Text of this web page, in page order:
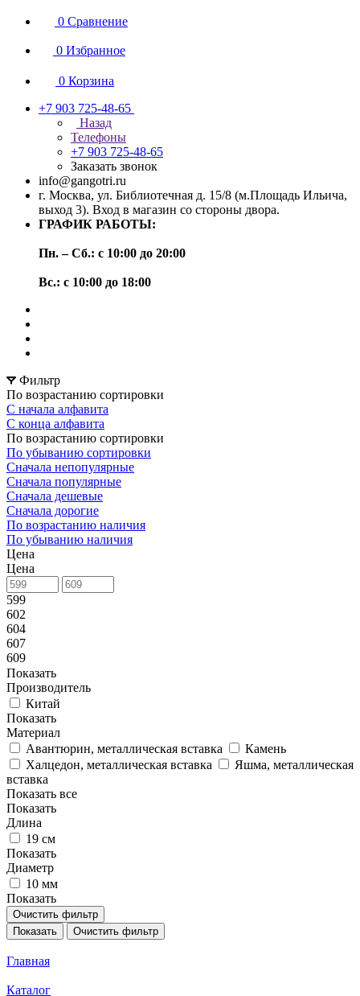
0 Сравнение
0 Избранное
0 Корзина
+7 903 725-48-65
Назад
Телефоны
+7 903 725-48-65
Заказать звонок
info@gangotri.ru
г. Москва, ул. Библиотечная д. 15/8 (м.Площадь Ильича,
выход 3). Вход в магазин со стороны двора.
ГРАФИК РАБОТЫ:
Пн. – Сб.: с 10:00 до 20:00
Вс.: с 10:00 до 18:00
Фильтр
По возрастанию сортировки
С начала алфавита
С конца алфавита
По возрастанию сортировки
По убыванию сортировки
Сначала непопулярные
Сначала популярные
Сначала дешевые
Сначала дорогие
По возрастанию наличия
По убыванию наличия
Цена
Цена
599
602
604
607
609
Показать
Производитель
Китай
Показать
Материал
Авантюрин, металлическая вставка
Камень
Халцедон, металлическая вставка
Яшма, металлическая
вставка
Показать все
Показать
Длина
19 см
Показать
Диаметр
10 мм
Показать
Очистить фильтр
Показать
Очистить фильтр
Главная
Каталог